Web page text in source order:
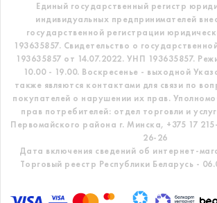
Единый государственный регистр
индивидуальных предпринимателей
государственной регистрации
193635857. Свидетельство о
193635857 от 14.07.2022. УНП 193635857.
10.00 - 19.00. Воскресенье - выходной
также являются контактами для связи по
покупателей о нарушении их прав.
прав потребителей: отдел торговли и
Первомайского района г. Минска, +375 17
26-26
Дата включения сведений об интернет-
Торговый реестр Республики Беларусь -